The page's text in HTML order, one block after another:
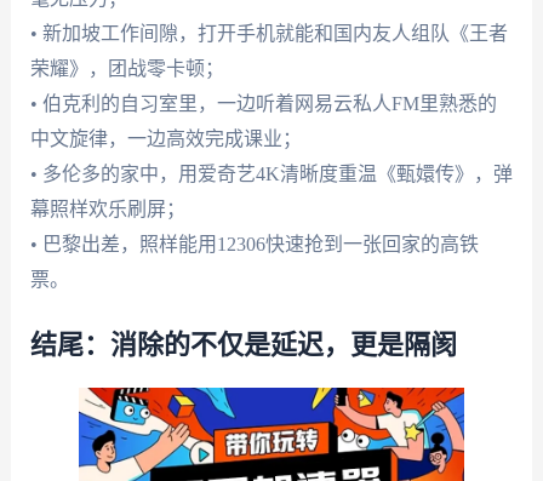
• 新加坡工作间隙，打开手机就能和国内友人组队《王者
荣耀》，团战零卡顿；
• 伯克利的自习室里，一边听着网易云私人FM里熟悉的
中文旋律，一边高效完成课业；
• 多伦多的家中，用爱奇艺4K清晰度重温《甄嬛传》，弹
幕照样欢乐刷屏；
• 巴黎出差，照样能用12306快速抢到一张回家的高铁
票。
结尾：消除的不仅是延迟，更是隔阂